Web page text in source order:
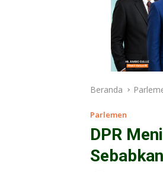
Beranda
Parlemen
DPR